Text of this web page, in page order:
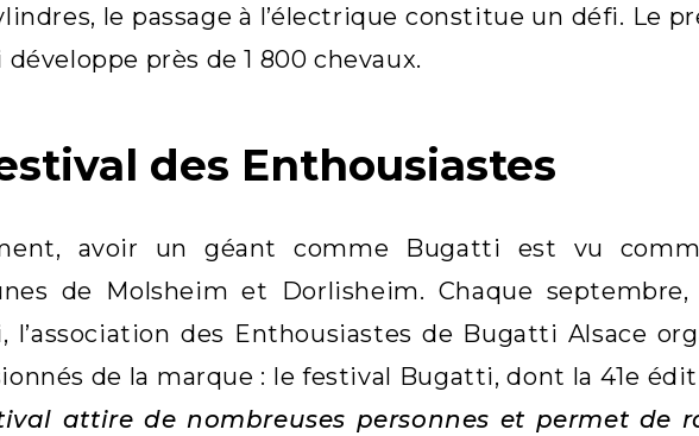
le passage à l’électrique constitue un défi. Le
près de 1 800 chevaux.
des Enthousiastes
avoir un géant comme Bugatti est vu
de Molsheim et Dorlisheim. Chaque
l’association des Enthousiastes de Bugatti Alsace
de la marque : le festival Bugatti, dont la 41e
attire de nombreuses personnes et permet de